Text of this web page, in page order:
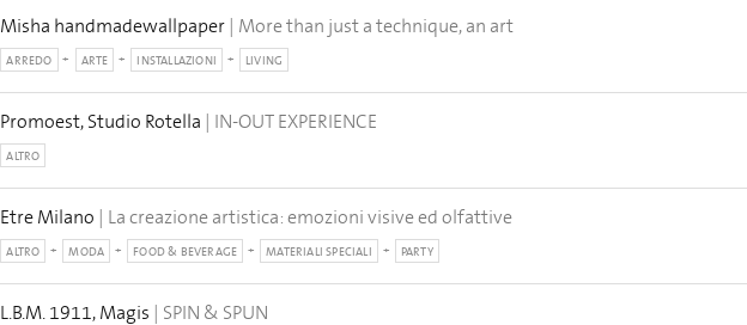
Misha handmadewallpaper | More than just a technique, an art
ARREDO ARTE INSTALLAZIONI LIVING
Promoest, Studio Rotella | IN-OUT EXPERIENCE
ALTRO
Etre Milano | La creazione artistica: emozioni visive ed olfattive
ALTRO MODA FOOD & BEVERAGE MATERIALI SPECIALI PARTY
L.B.M. 1911, Magis | SPIN & SPUN